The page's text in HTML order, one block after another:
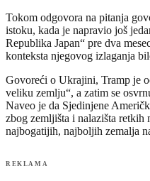
Tokom odgovora na pitanja
istoku, kada je napravio još
Republika Japan“ pre dva
konteksta njegovog izlaganja
Govoreći o Ukrajini, Tramp je
veliku zemlju“, a zatim se
Naveo je da Sjedinjene
zbog zemljišta i nalazišta retkih
najbogatijih, najboljih zemalja
REKLAMA